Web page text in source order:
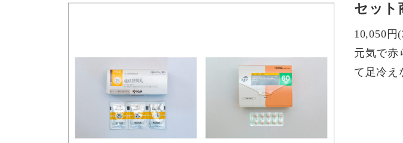
セッ
10,050円
元気で赤
て足冷え